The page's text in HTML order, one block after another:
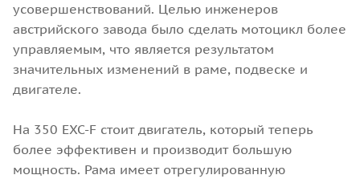
усовершенствований. Целью инженеров
австрийского завода было сделать мотоцикл более
управляемым, что является результатом
значительных изменений в раме, подвеске и
двигателе.
На 350 EXC-F стоит двигатель, который теперь
более эффективен и производит большую
мощность. Рама имеет отрегулированную